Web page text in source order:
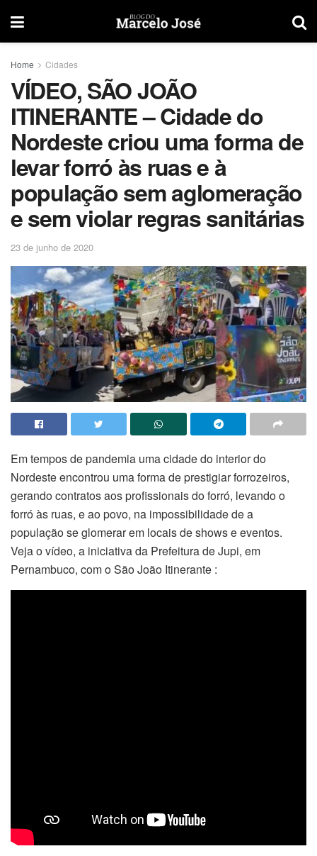
Home Cidades
VÍDEO, SÃO JOÃO
ITINERANTE – Cidade do
Nordeste criou uma forma de
levar forró às ruas e à
população sem aglomeração
e sem violar regras sanitárias
23 de junho de 2020
Em tempos de pandemia uma cidade do interior do
Nordeste encontrou uma forma de prestigiar forrozeiros,
gerando contratos aos profissionais do forró, levando o
forró às ruas, e ao povo, na impossibilidade de a
população se glomerar em locais de shows e eventos.
Veja o vídeo, a iniciativa da Prefeitura de Jupi, em
Pernambuco, com o São João Itinerante :